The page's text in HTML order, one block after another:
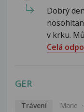
Dobrý
v krku.
Celá
GER
Trávení Marie